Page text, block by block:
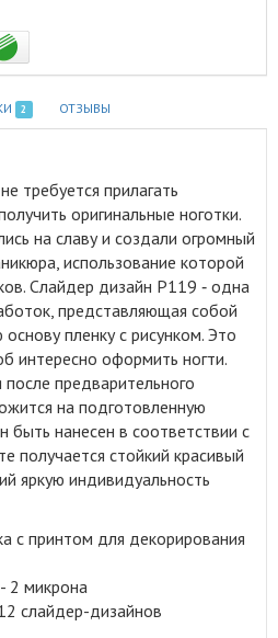
2 ОТЗЫВЫ
требуется прилагать
оригинальные ноготки.
на славу и создали огромный
использование которой
Слайдер дизайн P119 ‑ одна
представляющая собой
пленку с рисунком. Это
интересно оформить ногти.
предварительного
на подготовленную
быть нанесен в соответствии с
получается стойкий красивый
яркую индивидуальность
с принтом для декорирования
2 микрона
слайдер-дизайнов